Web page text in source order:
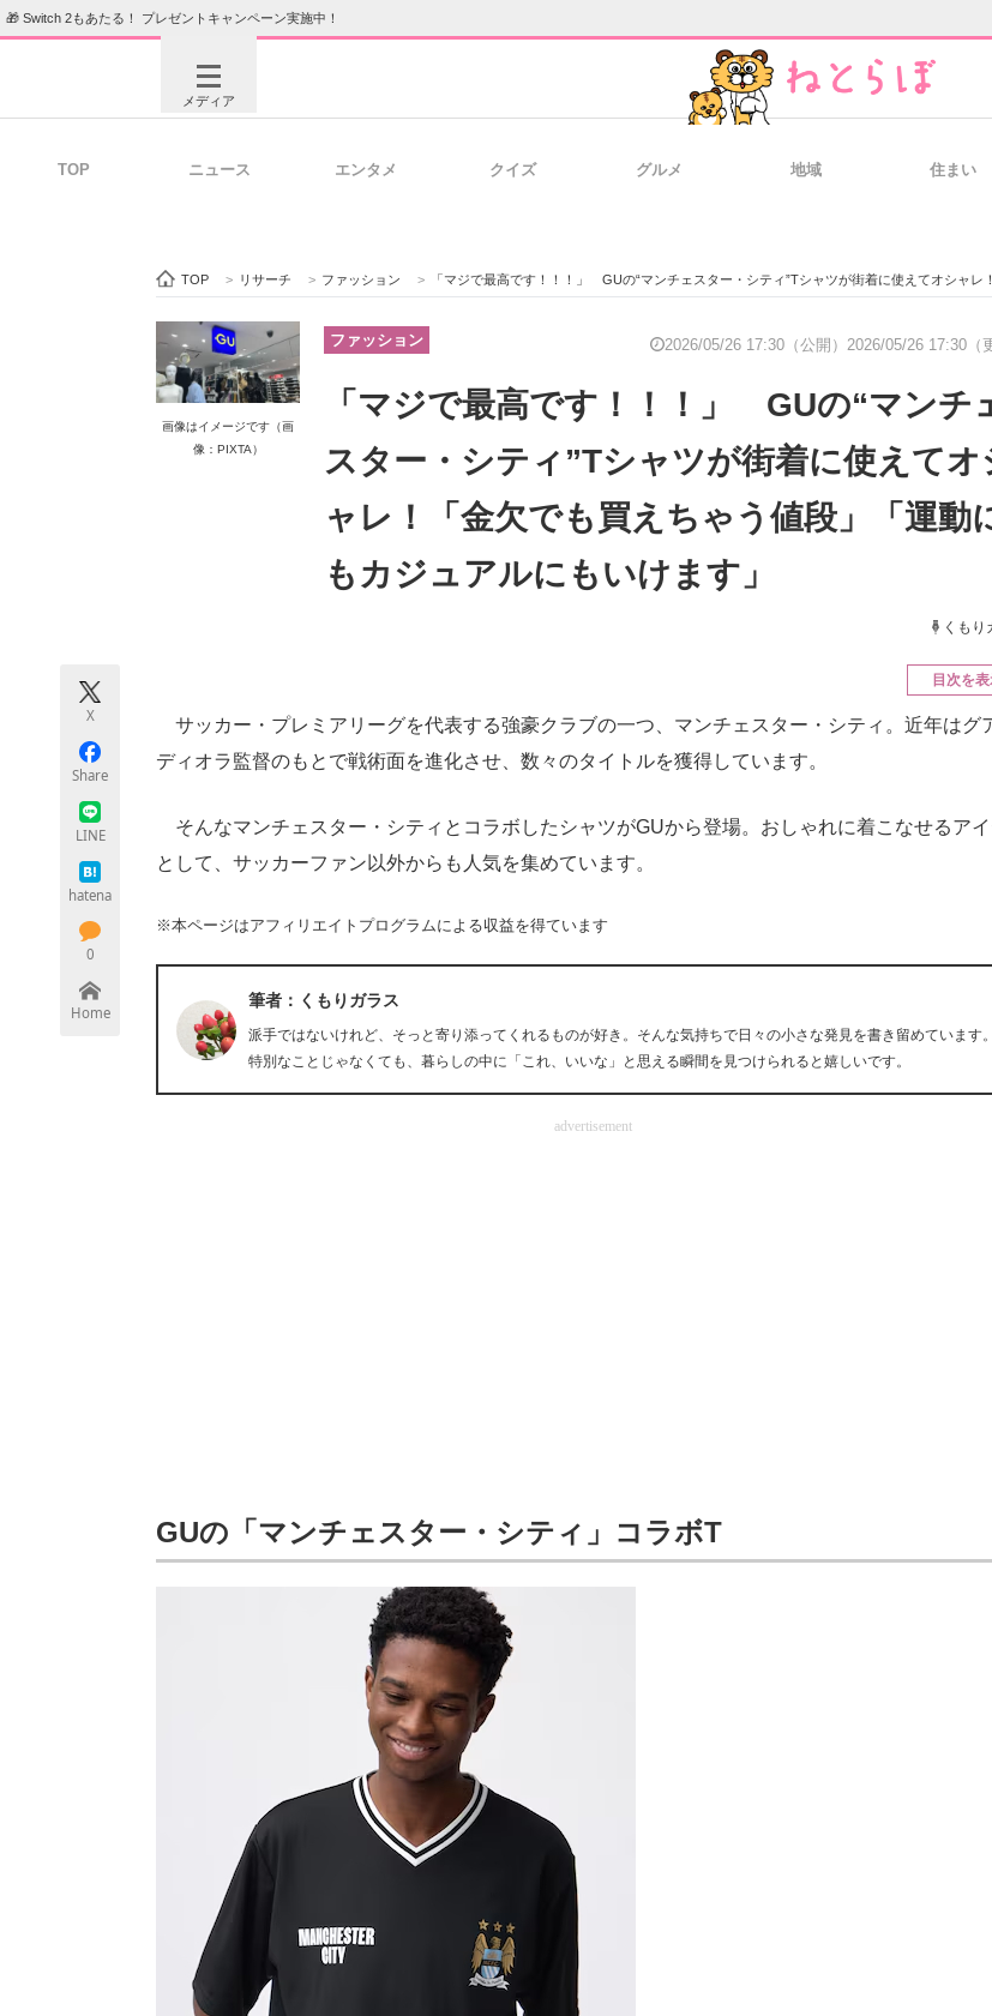
🎁 Switch 2もあたる！ プレゼントキャンペーン実施中！
メディア
ビジネスと働き方のヒント
IT製品の技術・比較・事例
TOP ニュース エンタメ クイズ グルメ 地域 住まい
TOP > リサーチ > ファッション > 「マジで最高です！！！」 GUの“マンチェスター・シティ”Tシャツが街着に使えてオシャレ！「金欠でも買えちゃう値段」「運動にもカジュアルにもいけ
画像はイメージです（画
像：PIXTA）
ファッション 2026/05/26 17:30（公開） 2026/05/26 17:30（
「マジで最高です！！！」 GUの“マンチ
スター・シティ”Tシャツが街着に使えてオ
ャレ！「金欠でも買えちゃう値段」「運動
もカジュアルにもいけます」
くもり
X
Share
LINE
hatena
0
Home
目次を
サッカー・プレミアリーグを代表する強豪クラブの一つ、マンチェスター・シティ。近年はグ
ディオラ監督のもとで戦術面を進化させ、数々のタイトルを獲得しています。
そんなマンチェスター・シティとコラボしたシャツがGUから登場。おしゃれに着こなせるアイ
として、サッカーファン以外からも人気を集めています。
※本ページはアフィリエイトプログラムによる収益を得ています
筆者：くもりガラス
派手ではないけれど、そっと寄り添ってくれるものが好き。そんな気持ちで日々の小さな発見を書き留めています。
特別なことじゃなくても、暮らしの中に「これ、いいな」と思える瞬間を見つけられると嬉しいです。
advertisement
GUの「マンチェスター・シティ」コラボT